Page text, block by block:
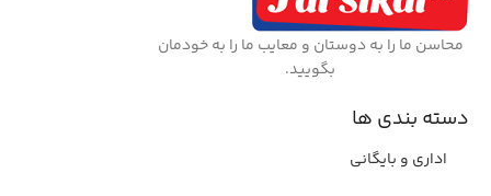
محاسن ما را به دوستان و معایب ما را به خودمان
بگویید.
دسته بندی ها
اداری و بایگانی